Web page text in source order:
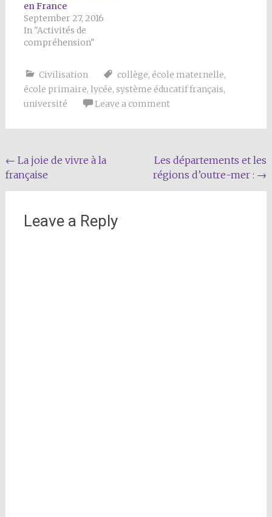
en France
September 27, 2016
In "Activités de
compréhension"
Civilisation collège, école maternelle,
école primaire, lycée, système éducatif français,
université
Leave a comment
Post
navigation
← La joie de vivre à la
française
Les départements et les
régions d’outre-mer : →
Leave a Reply